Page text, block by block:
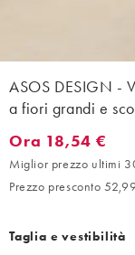
ASOS DESIGN -
a fiori grandi e
Ora 18,54 €.
Ora 18,54 €
Miglior prezzo ultimi
Prezzo presconto
Taglia e vestibilità